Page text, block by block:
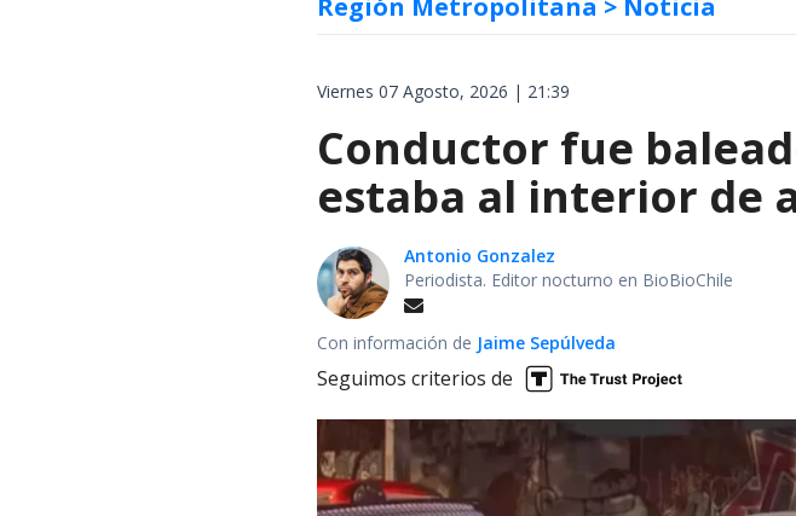
Viernes 07 Agosto, 2026 | 21:39
Conductor fue
estaba al interior de
Antonio Gonzalez
Periodista. Editor nocturno en BioBioChile
Con información de Jaime Sepúlveda
Seguimos criterios de